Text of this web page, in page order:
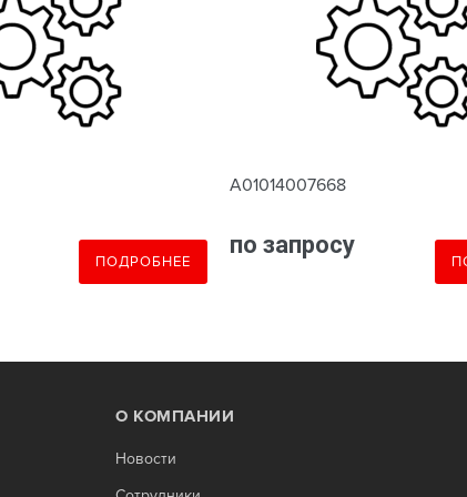
ПОДРОБНЕЕ
A01014007668
по запросу
О КОМПАНИИ
Новости